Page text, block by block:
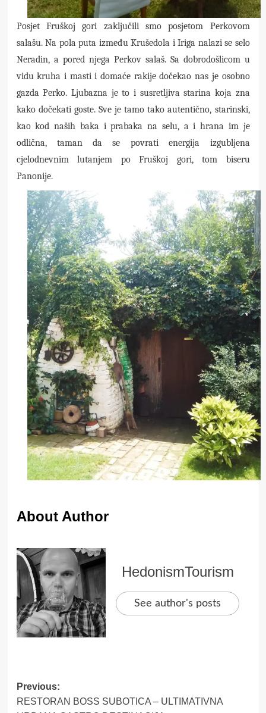
Posjet Fruškoj gori zaključili smo posjetom Perkovom
salašu. Na pola puta između Krušedola i Iriga nalazi se selo
Neradin, a pored njega Perkov salaš. Sa dobrodošlicom u
vidu kruha i masti i domaće rakije dočekao nas je osobno
gazda Perko. Ljubazna je to i susretljiva starina koja zna
kako dočekati goste. Sve je tamo tako autentično, starinski,
kao kod naših baka i prabaka na selu, a i hrana im je
odlična, taman da se povrati energija izgubljena
cjelodnevnim lutanjem po Fruškoj gori, tom biseru
Panonije.
About Author
HedonismTourism
See author's posts
Post
navigation
Previous:
RESTORAN BOSS SUBOTICA – ULTIMATIVNA